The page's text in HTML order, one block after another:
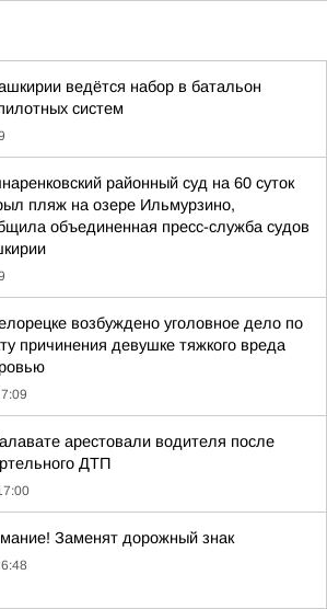
ведётся набор в батальон
систем
районный суд на 60 суток
пляж на озере Ильмурзино,
объединенная пресс-служба судов
возбуждено уголовное дело по
причинения девушке тяжкого вреда
арестовали водителя после
ДТП
Заменят дорожный знак